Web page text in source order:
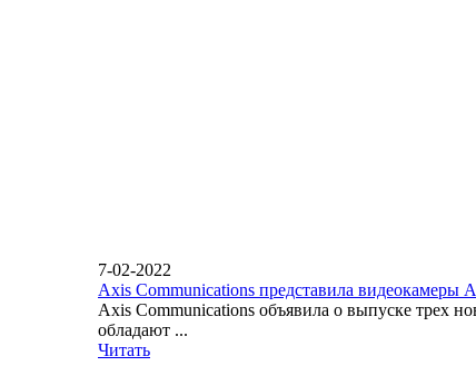
7-02-2022
Axis Communications представила видеокамеры
Axis Communications объявила о выпуске трех
обладают ...
Читать